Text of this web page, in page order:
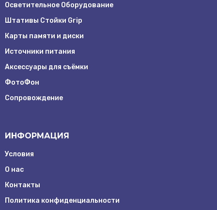
Заказать
Осветительное Оборудование
Штативы Стойки Grip
Карты памяти и диски
Источники питания
Аксессуары для съёмки
ФотоФон
Сопровождение
ИНФОРМАЦИЯ
Условия
О нас
Контакты
Политика конфиденциальности